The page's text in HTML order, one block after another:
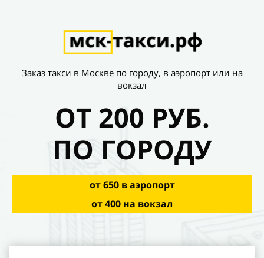
Заказ такси в Москве по городу, в аэропорт или на
вокзал
ОТ 200 РУБ.
ПО ГОРОДУ
от 650 в аэропорт
от 400 на вокзал